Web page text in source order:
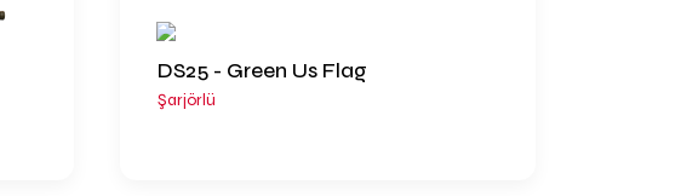
DS25 - Green Us Flag
Şarjörlü